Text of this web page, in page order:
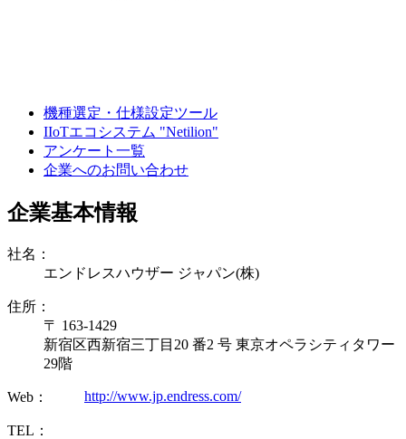
機種選定・仕様設定ツール
IIoTエコシステム "Netilion"
アンケート一覧
企業へのお問い合わせ
企業基本情報
社名：
エンドレスハウザー ジャパン(株)
住所：
〒 163-1429
新宿区西新宿三丁目20 番2 号 東京オペラシティタワー
29階
Web： http://www.jp.endress.com/
TEL：